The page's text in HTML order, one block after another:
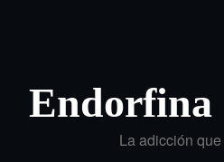
La adicción